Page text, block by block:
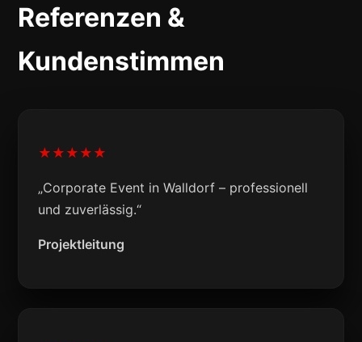
Referenzen &
Kundenstimmen
★★★★★
„Corporate Event in Walldorf – professionell
und zuverlässig.“
Projektleitung